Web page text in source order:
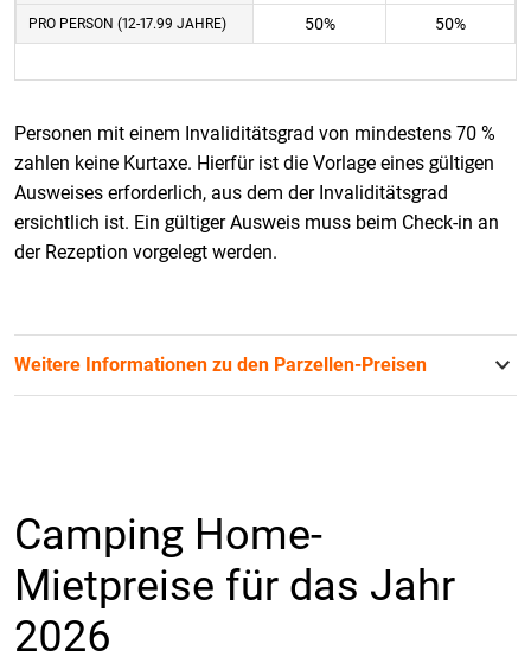
PRO PERSON (12-17.99 JAHRE) 50% 50%
Personen mit einem Invaliditätsgrad von mindestens 70 %
zahlen keine Kurtaxe. Hierfür ist die Vorlage eines gültigen
Ausweises erforderlich, aus dem der Invaliditätsgrad
ersichtlich ist. Ein gültiger Ausweis muss beim Check-in an
der Rezeption vorgelegt werden.
Weitere Informationen zu den Parzellen-Preisen
Camping Home-
Mietpreise für das Jahr
2026